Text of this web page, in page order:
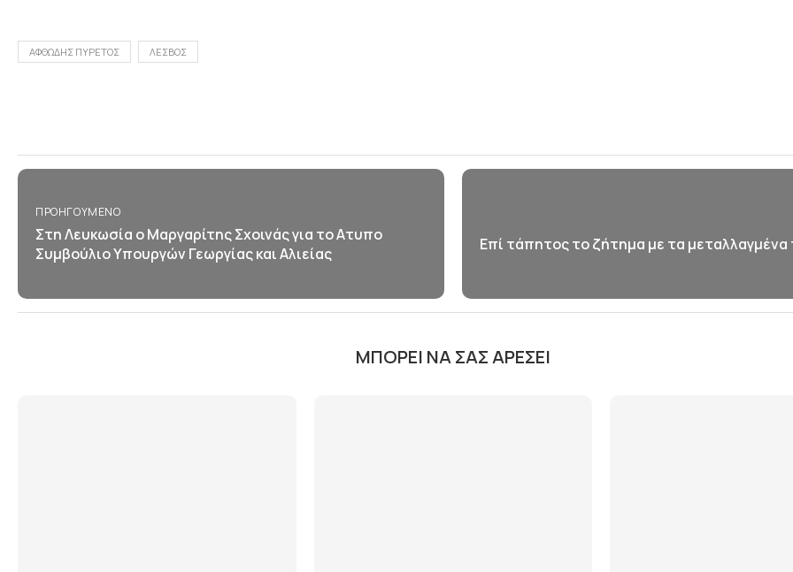
ΑΦΘΩΔΗΣ ΠΥΡΕΤΟΣ ΛΕΣΒΟΣ
ΠΡΟΗΓΟΎΜΕΝΟ
Στη Λευκωσία ο Μαργαρίτης Σχοινάς για το Aτυπο
Συμβούλιο Υπουργών Γεωργίας και Αλιείας
Επί τάπητος το ζήτημα με τα μεταλλαγμένα
ΜΠΟΡΕΊ ΝΑ ΣΑΣ ΑΡΈΣΕΙ